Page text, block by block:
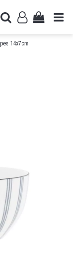
14x7cm